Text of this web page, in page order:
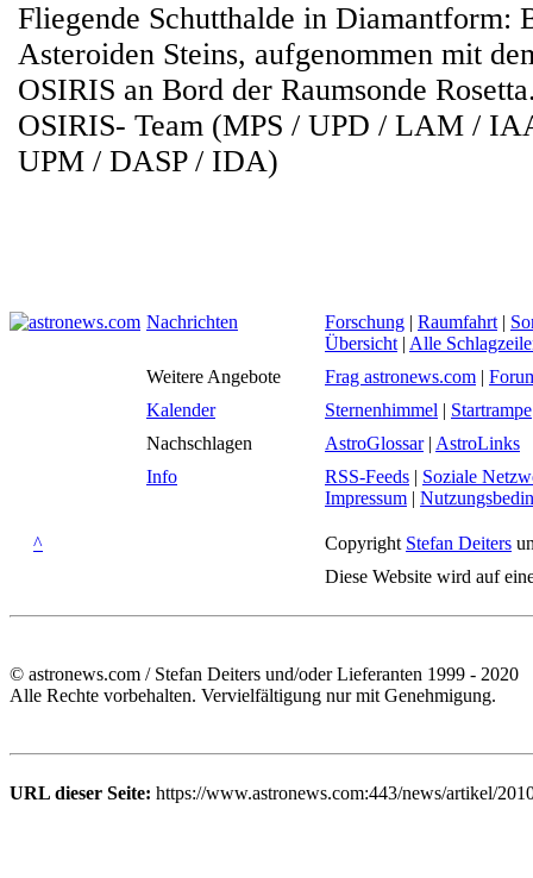
Fliegende Schutthalde in Diamantform:
Asteroiden Steins, aufgenommen mit
OSIRIS an Bord der Raumsonde
OSIRIS- Team (MPS / UPD / LAM /
UPM / DASP / IDA)
Nachrichten Forschung | Raumfahrt |
Übersicht | Alle
Weitere Angebote
Frag astronews.com |
Kalender
Sternenhimmel | Startrampe
Nachschlagen
AstroGlossar| AstroLinks
Info
RSS-Feeds | Soziale
Impressum |
^ Copyright Stefan Deiters
Diese Website wird auf
© astronews.com / Stefan Deiters und/oder Lieferanten 1999 - 2020
Alle Rechte vorbehalten. Vervielfältigung nur mit Genehmigung.
URL dieser Seite: https://www.astronews.com:443/news/artikel/